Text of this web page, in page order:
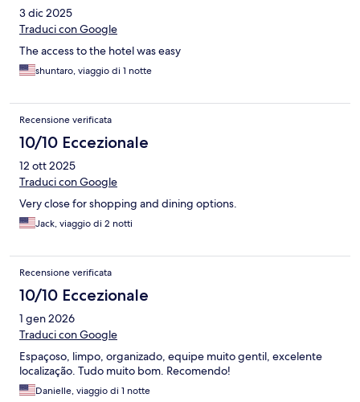
3 dic 2025
Traduci con Google
The access to the hotel was easy
shuntaro, viaggio di 1 notte
Recensione verificata
10/10 Eccezionale
12 ott 2025
Traduci con Google
Very close for shopping and dining options.
Jack, viaggio di 2 notti
Recensione verificata
10/10 Eccezionale
1 gen 2026
Traduci con Google
Espaçoso, limpo, organizado, equipe muito gentil, excelente
localização. Tudo muito bom. Recomendo!
Danielle, viaggio di 1 notte